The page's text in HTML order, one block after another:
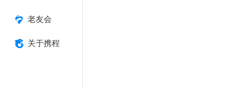
老友会
关于携程